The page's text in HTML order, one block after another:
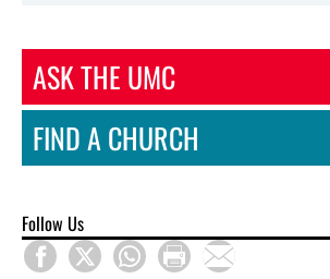
ASK THE UMC
FIND A CHURCH
Follow Us